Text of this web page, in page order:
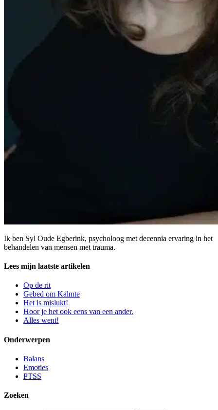
Ik ben Syl Oude Egberink, psycholoog met decennia ervaring in het
behandelen van mensen met trauma.
Lees mijn laatste artikelen
Op de rit
Gebed om Kalmte
Het is mislukt!
Hoor je het ook eens van een ander.
Alles went!
Onderwerpen
Balans
Emoties
PTSS
Zoeken